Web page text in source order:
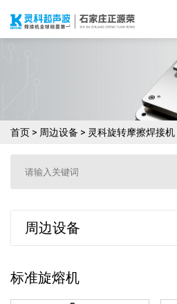
首页 > 周边设备 > 灵科旋转摩擦焊接机
周边设备
标准旋熔机